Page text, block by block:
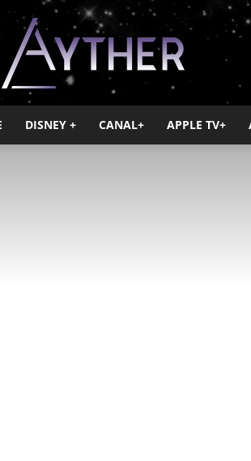
Ayther
DISNEY + CANAL+ APPLE TV+